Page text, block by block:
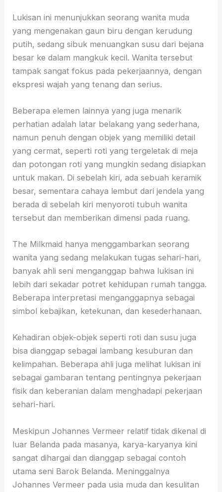
Lukisan ini menunjukkan seorang wanita muda
yang mengenakan gaun biru dengan kerudung
putih, sedang sibuk menuangkan susu dari bejana
besar ke dalam mangkuk kecil. Wanita tersebut
tampak sangat fokus pada pekerjaannya, dengan
ekspresi wajah yang tenang dan serius.
Beberapa elemen lainnya yang juga menarik
perhatian adalah latar belakang yang sederhana,
namun penuh dengan objek yang memiliki detail
yang cermat, seperti roti yang tergeletak di meja
dan potongan roti yang mungkin sedang disiapkan
untuk makan. Di sebelah kiri, ada sebuah keramik
besar, sementara cahaya lembut dari jendela yang
berada di sebelah kiri menyoroti tubuh wanita
tersebut dan memberikan dimensi pada ruang.
The Milkmaid hanya menggambarkan seorang
wanita yang sedang melakukan tugas sehari-hari,
banyak ahli seni menganggap bahwa lukisan ini
lebih dari sekadar potret kehidupan rumah tangga.
Beberapa interpretasi menganggapnya sebagai
simbol kebajikan, ketekunan, dan kesederhanaan.
Kehadiran objek-objek seperti roti dan susu juga
bisa dianggap sebagai lambang kesuburan dan
kelimpahan. Beberapa ahli juga melihat lukisan ini
sebagai gambaran tentang pentingnya pekerjaan
fisik dan keberanian dalam menghadapi pekerjaan
sehari-hari.
Meskipun Johannes Vermeer relatif tidak dikenal di
luar Belanda pada masanya, karya-karyanya kini
sangat dihargai dan dianggap sebagai contoh
utama seni Barok Belanda. Meninggalnya
Johannes Vermeer pada usia muda dan kesulitan